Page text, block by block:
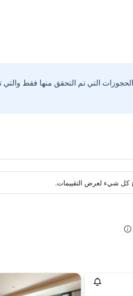
التي تم التحقق منها فقط
كل شيء لعرض التقييمات.